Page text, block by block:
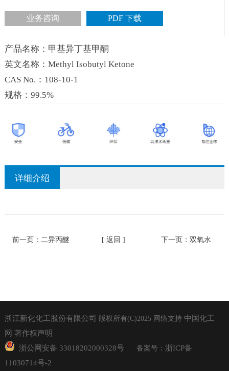
业务咨询 PDF 下载
产品名称：甲基异丁基甲酮
英文名称：Methyl Isobutyl Ketone
CAS No.：108-10-1
规格：99.5%
详细介绍
前一页： 二异丙醚 [ 返回 ] 下一页： 双氧水
浙江新化化工股份有限公司 版权所有(C)2025网络支持 中国化工
网 著作权声明
浙公网安备 33018202000328号 备案号： 浙ICP备
11030714号-2